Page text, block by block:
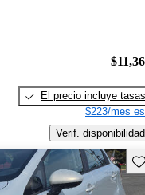
El precio incluye tasas
$223/mes
Verif. disponibilidad